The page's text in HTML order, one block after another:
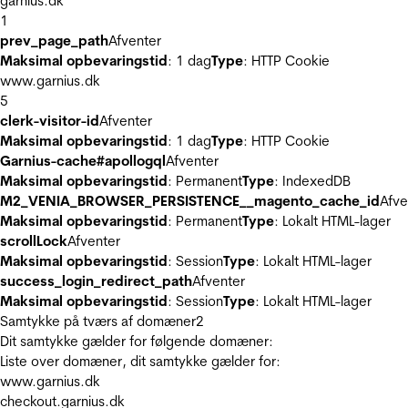
1
prev_page_pathAfventer
Maksimal opbevaringstid: 1 dagType: HTTP Cookie
www.garnius.dk
5
clerk-visitor-idAfventer
Maksimal opbevaringstid: 1 dagType: HTTP Cookie
Garnius-cache#apollogqlAfventer
Maksimal opbevaringstid: PermanentType: IndexedDB
M2_VENIA_BROWSER_PERSISTENCE__magento_cache_id
Maksimal opbevaringstid: PermanentType: Lokalt HTML-lager
scrollLockAfventer
Maksimal opbevaringstid: SessionType: Lokalt HTML-lager
success_login_redirect_pathAfventer
Maksimal opbevaringstid: SessionType: Lokalt HTML-lager
Samtykke på tværs af domæner2
Dit samtykke gælder for følgende domæner:
Liste over domæner, dit samtykke gælder for:
www.garnius.dk
checkout.garnius.dk